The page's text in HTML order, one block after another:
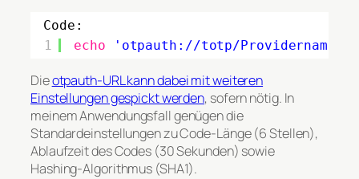
Code:
1
echo 'otpauth://totp/
Dieotpauth-URL kann dabei mit weiteren
Einstellungen gespickt werden, sofern nötig. In
meinem Anwendungsfall genügen die
Standardeinstellungen zu Code-Länge (6 Stellen),
Ablaufzeit des Codes (30 Sekunden) sowie
Hashing-Algorithmus (SHA1).